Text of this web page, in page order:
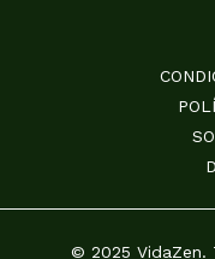
© 2025 VidaZen.